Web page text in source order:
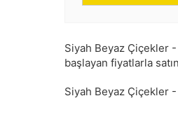
Siyah Beyaz Çiçekler -
başlayan fiyatlarla
Siyah Beyaz Çiçekler -